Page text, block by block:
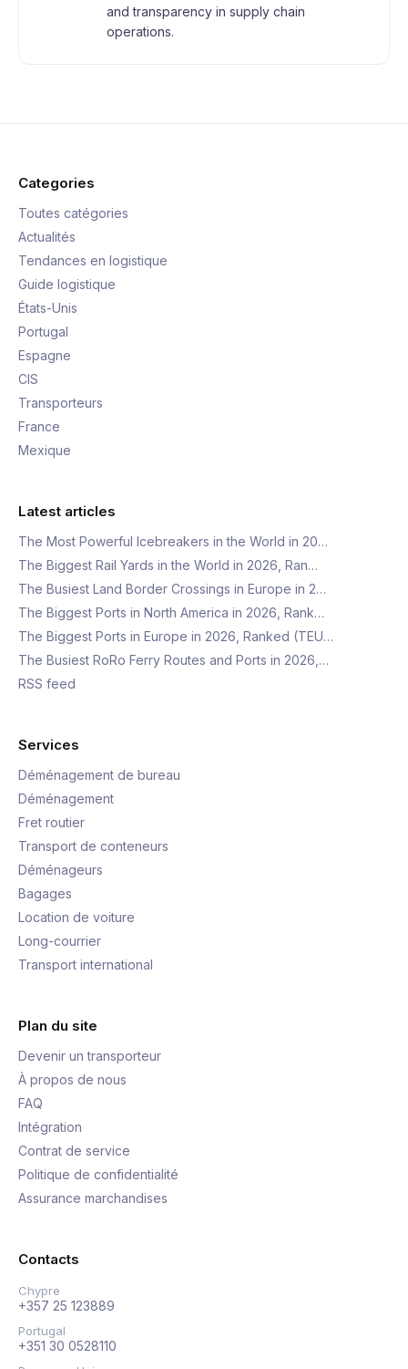
and transparency in supply chain
operations.
Categories
Toutes catégories
Actualités
Tendances en logistique
Guide logistique
États-Unis
Portugal
Espagne
CIS
Transporteurs
France
Mexique
Latest articles
The Most Powerful Icebreakers in the World in 20…
The Biggest Rail Yards in the World in 2026, Ran…
The Busiest Land Border Crossings in Europe in 2…
The Biggest Ports in North America in 2026, Rank…
The Biggest Ports in Europe in 2026, Ranked (TEU…
The Busiest RoRo Ferry Routes and Ports in 2026,…
RSS feed
Services
Déménagement de bureau
Déménagement
Fret routier
Transport de conteneurs
Déménageurs
Bagages
Location de voiture
Long-courrier
Transport international
Plan du site
Devenir un transporteur
À propos de nous
FAQ
Intégration
Contrat de service
Politique de confidentialité
Assurance marchandises
Contacts
Chypre
+357 25 123889
Portugal
+351 30 0528110